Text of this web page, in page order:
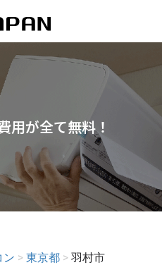
用が全て無料！
ン > 東京都 > 羽村市